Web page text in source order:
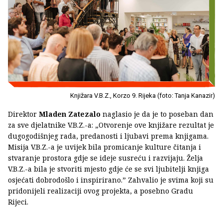
Knjižara V.B.Z., Korzo 9. Rijeka (foto: Tanja Kanazir)
Direktor Mladen Zatezalo naglasio je da je to poseban dan
za sve djelatnike V.B.Z.-a: „Otvorenje ove knjižare rezultat je
dugogodišnjeg rada, predanosti i ljubavi prema knjigama.
Misija V.B.Z.-a je uvijek bila promicanje kulture čitanja i
stvaranje prostora gdje se ideje susreću i razvijaju. Želja
V.B.Z.-a bila je stvoriti mjesto gdje će se svi ljubitelji knjiga
osjećati dobrodošlo i inspirirano.” Zahvalio je svima koji su
pridonijeli realizaciji ovog projekta, a posebno Gradu
Rijeci.